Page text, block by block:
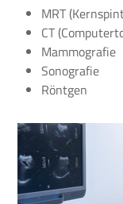
MRT
CT
Mammografie
Sonografie
Röntgen